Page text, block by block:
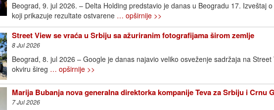
Beograd, 9. jul 2026. – Delta Holding predstavio je danas u Beogradu 17. Izveštaj
koji prikazuje rezultate ostvarene … opširnije >>
Street View se vraća u Srbiju sa ažuriranim fotografijama širom zemlje
8 Jul 2026
Beograd, 8. jul 2026 – Google je danas najavio veliko osveženje sadržaja na Street
okviru šireg … opširnije >>
Marija Bubanja nova generalna direktorka kompanije Teva za Srbiju i Crnu
7 Jul 2026